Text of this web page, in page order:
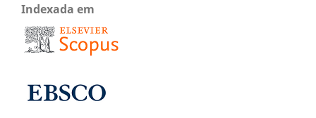
Indexada em